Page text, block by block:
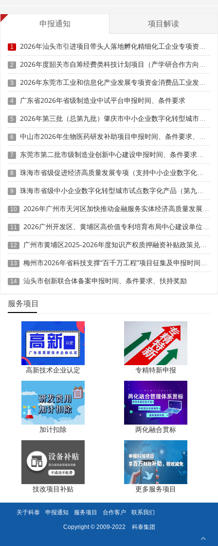
设内容发生重大变更，面临补贴资金被追回的风险。
根据变更的程度和影响，项目建设内容变更分为一般变
更和重大变更两类。
一般变更是指变更幅度较小、不影响项目基本定位和预
期目标的情形。例如：设备型号的微调、个别辅材的更换、
不影响核心工艺的技术优化等。一般变更需要向主管部门报
备，但不改变原有的项目批复文件。
重大变更是指变更幅度较大、可能导致项目定位或预期
目标发生变化的情形。例如：项目建设地点跨区域迁移、主
要生产设备全部更换、产品方案根本改变等。重大变更需要
向主管部门提交变更申请，经审批通过后方可实施。
(三)变更申报的程序要求
企业拟对项目建设内容进行变更的，应当按照以下程序
办理。
首先，企业应当向属地县区工信部门提交变更申请材
料，包括：项目变更申请报告、变更前后的对比说明、变更
原因的详细分析、变更后项目的实施方案、相关的证明材料
更对项目目标实现的影响。重大变更还需要组织专家论证。
第三，属地工信部门将初审意见连同企业申请材料报上
级主管部门审批。省级技改项目的重大变更通常需要报省工
信厅审批。
第四，审批通过后，企业按照变更后的方案继续实施项
目;审批未通过的，企业应当按照原批复方案实施，否则将面
临资金追回风险。
(四)变更过程中的风险防范
企业在项目建设过程中，应当密切关注项目建设内容与
批复方案的吻合度。一旦发现可能发生变更的情形，应当及
时研判变更的性质和影响，提前启动变更申报程序。
好，如果未经审批擅自变更，同样面临被追回补贴资金的风
申报通知 项目解读
1 2026年汕头市引进项目带头人落地孵化精细化工企业专项资金申报时间、条件要求、资助奖励
2 2026年度韶关市自筹经费类科技计划项目（产学研合作方向）申报时间、条件要求
3 2026年东莞市工业和信息化产业发展专项资金消费品工业发展奖励项目“免申即享”时间、条件要求、补助奖励
4 广东省2026年省级制造业中试平台申报时间、条件要求
5 2026年第三批（总第九批）肇庆市中小企业数字化转型城市试点数字化改造项目申报时间、条件要求、补助奖励
6 中山市2026年生物医药研发补助项目申报时间、条件要求、奖励标准
7 东莞市第二批市级制造业创新中心建设申报时间、条件要求、扶持奖励
8 珠海市省级促进经济高质量发展专项（支持中小企业数字化转型）“小快轻准”数字化转型项目（第十一批）入库储备申报时间、条件要求、补助奖励
9 珠海市省级中小企业数字化转型城市试点数字化产品（第九批）征集申报时间、条件要求
10 2026年广州市天河区加快推动金融服务实体经济高质量发展（支持企业利用知识产权融资）政策兑现申报时间、条件要求、扶持奖励
11 2026广州开发区、黄埔区高价值专利培育布局中心建设单位申报时间、条件要求、扶持奖励
12 广州市黄埔区2025-2026年度知识产权质押融资补贴政策兑现申报时间、条件要求、资助奖励
13 梅州市2026年省科技支撑“百千万工程”项目征集及申报时间、条件要求、资助奖励
14 汕头市创新联合体备案申报时间、条件要求、扶持奖励
服务项目
高新技术企业认定 专精特新申报
加计扣除 两化融合贯标
技改项目补贴 更多服务项目
关于科泰 申报通知 服务项目 合作客户 联系我们
Copyright © 2009-2022 科泰集团